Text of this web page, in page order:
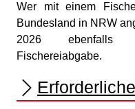
Wer mit einem
Bundesland in NRW
2026 ebenfalls
Fischereiabgabe.